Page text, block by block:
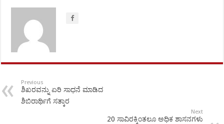
Previous
ಶಿಖರವನ್ನು ಏರಿ ಸಾಧನೆ ಮಾಡಿದ
ಶಿಬಿರಾರ್ಥಿಗೆ ಸತ್ಕಾರ
Next
20 ಸಾವಿರಕ್ಕಿಂತಲೂ ಅಧಿಕ ಶಾಸನಗಳು